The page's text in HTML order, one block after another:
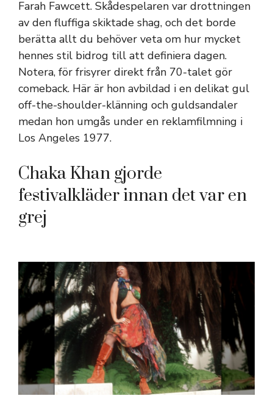
Farah Fawcett. Skådespelaren var drottningen
av den fluffiga skiktade shag, och det borde
berätta allt du behöver veta om hur mycket
hennes stil bidrog till att definiera dagen.
Notera, för frisyrer direkt från 70-talet gör
comeback. Här är hon avbildad i en delikat gul
off-the-shoulder-klänning och guldsandaler
medan hon umgås under en reklamfilmning i
Los Angeles 1977.
Chaka Khan gjorde
festivalkläder innan det var en
grej